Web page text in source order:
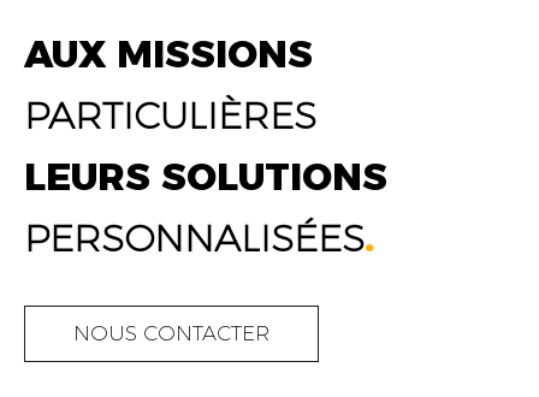
AUX MISSIONS
PARTICULIÈRES
LEURS SOLUTIONS
PERSONNALISÉES.
NOUS CONTACTER